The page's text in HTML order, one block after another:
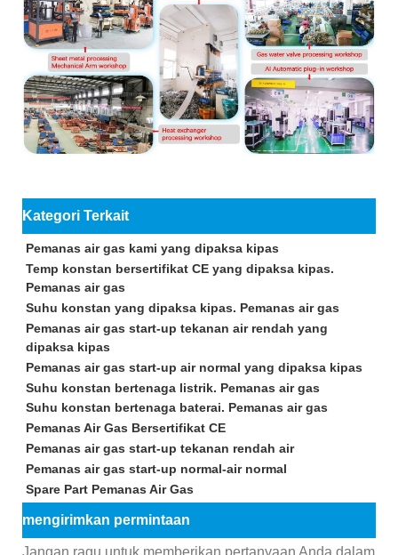
Kategori Terkait
Pemanas air gas kami yang dipaksa kipas
Temp konstan bersertifikat CE yang dipaksa kipas.
Pemanas air gas
Suhu konstan yang dipaksa kipas. Pemanas air gas
Pemanas air gas start-up tekanan air rendah yang
dipaksa kipas
Pemanas air gas start-up air normal yang dipaksa kipas
Suhu konstan bertenaga listrik. Pemanas air gas
Suhu konstan bertenaga baterai. Pemanas air gas
Pemanas Air Gas Bersertifikat CE
Pemanas air gas start-up tekanan rendah air
Pemanas air gas start-up normal-air normal
Spare Part Pemanas Air Gas
mengirimkan permintaan